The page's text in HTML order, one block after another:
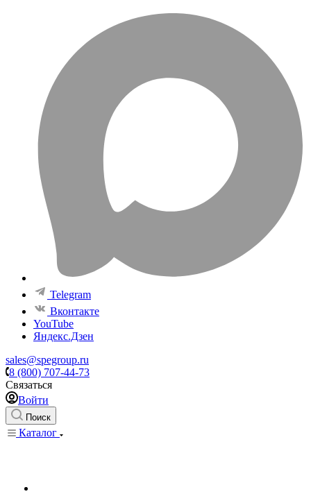
Telegram
Вконтакте
YouTube
Яндекс.Дзен
sales@spegroup.ru
8 (800) 707-44-73
Связаться
Войти
Поиск
Каталог